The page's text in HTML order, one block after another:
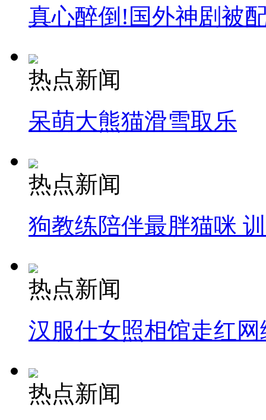
真心醉倒!国外神剧被
热点新闻
呆萌大熊猫滑雪取乐
热点新闻
狗教练陪伴最胖猫咪
热点新闻
汉服仕女照相馆走红网
热点新闻